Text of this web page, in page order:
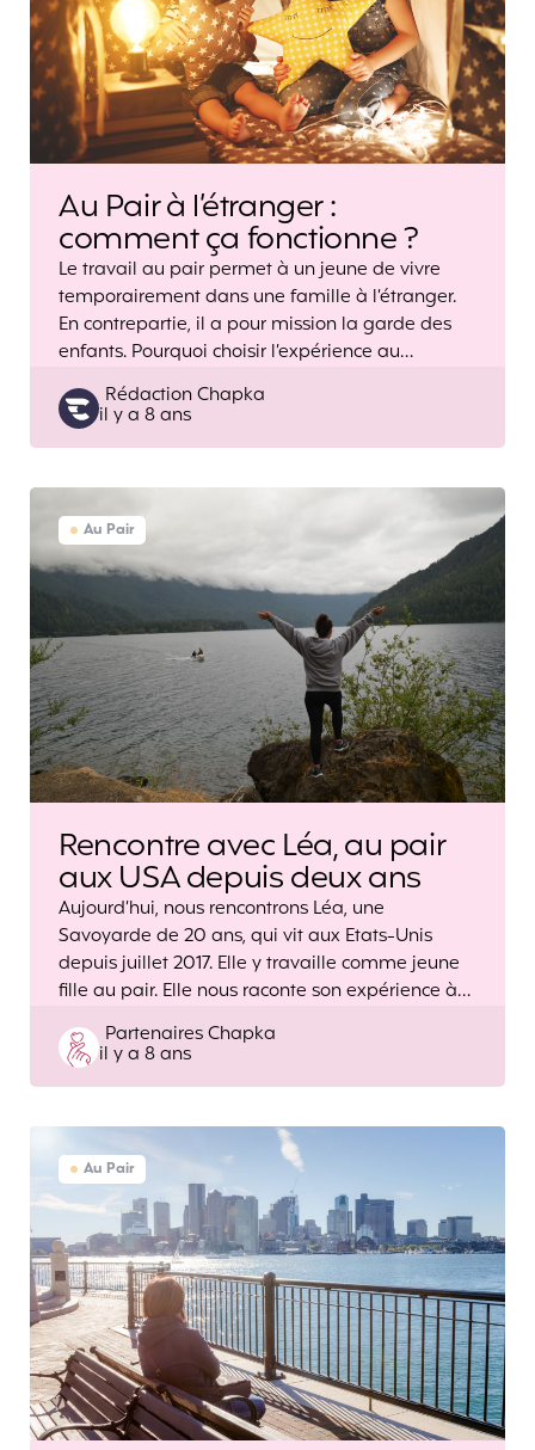
Au Pair à l’étranger :
comment ça fonctionne ?
Le travail au pair permet à un jeune de vivre
temporairement dans une famille à l’étranger.
En contrepartie, il a pour mission la garde des
enfants. Pourquoi choisir l’expérience au…
Posted
by
Rédaction Chapka
il y a 8 ans
Au Pair
Rencontre avec Léa, au pair
aux USA depuis deux ans
Aujourd’hui, nous rencontrons Léa, une
Savoyarde de 20 ans, qui vit aux Etats-Unis
depuis juillet 2017. Elle y travaille comme jeune
fille au pair. Elle nous raconte son expérience à…
Posted
by
Partenaires Chapka
il y a 8 ans
Au Pair